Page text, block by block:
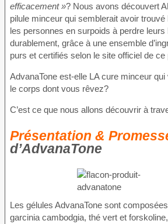
efficacement »? Nous avons découvert
pilule minceur qui semblerait avoir
les personnes en surpoids à perdre
durablement, grâce à une ensemble
purs et certifiés selon le site officiel de ce
AdvanaTone est-elle LA cure minceur
le corps dont vous rêvez?
C’est ce que nous allons découvrir à
Présentation &
d’AdvanaTone
Les gélules AdvanaTone sont
garcinia cambodgia, thé vert et